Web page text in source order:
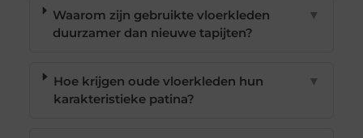
Waarom zijn gebruikte vloerkleden
duurzamer dan nieuwe tapijten?
▼
Hoe krijgen oude vloerkleden hun
karakteristieke patina?
▼